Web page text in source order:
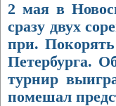
2 мая в
сразу двух
при.
Петербурга.
турнир
помешал